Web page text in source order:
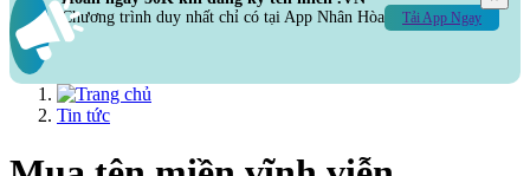
Chương trình duy nhất chỉ có tại App Nhân Hòa
Tải App Ngay
Tin tức